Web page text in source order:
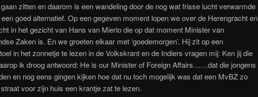
zitten en daarom is een wandeling door de nog wat frisse lucht verwarmde
goed alternatief. Op een gegeven moment lopen we over de Herengracht en
in het gezicht van Hans van Mierlo die op dat moment Minister van
Zaken is. En we groeten elkaar met ‘goedemorgen’. Hij zit op een
in het zonnetje te lezen in de Volkskrant en de Indiers vragen mij: Ken jij die
ik droog antwoord: He is our Minister of Foreign Affairs……dat die jongens
en nog eens gingen kijken hoe dat nu toch mogelijk was dat een MvBZ zo
voor zijn huis een krantje zat te lezen.